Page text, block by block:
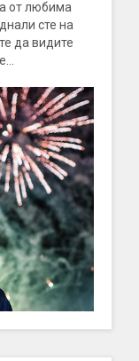
от любима
сте на
да видите